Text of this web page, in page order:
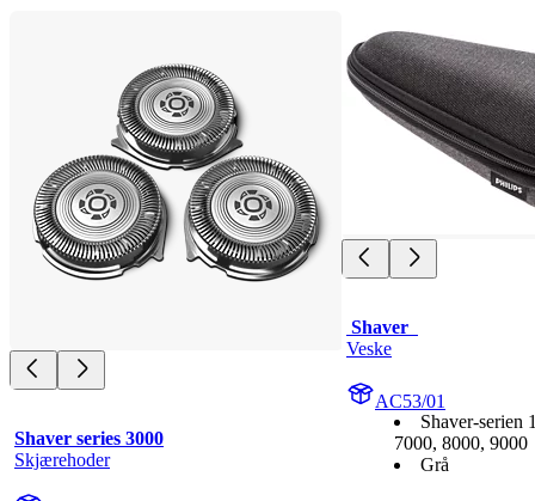
Shaver series 3000
Skjærehoder
Shaver
Veske
AC53/01
Shaver-serien
7000, 8000, 9000
Grå